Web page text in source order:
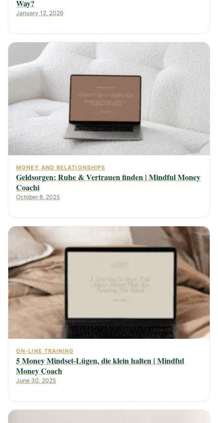
Way?
January 12, 2026
MONEY AND RELATIONSHIPS
Geldsorgen: Ruhe & Vertrauen finden | Mindful Money
Coachi
October 8, 2025
ON-LINE TRAINING
5 Money Mindset-Lügen, die klein halten | Mindful
Money Coach
June 30, 2025